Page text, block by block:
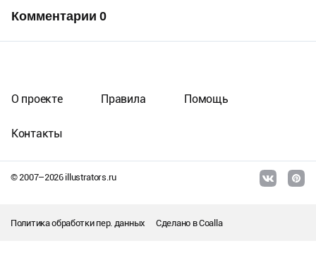
Комментарии 0
© 2007–2026illustrators.ru
О проекте Правила Помощь
Контакты
Политика обработки пер. данных Сделано вCoalla